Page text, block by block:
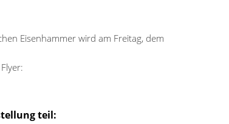
Eisenhammer wird am Freitag, dem
teil: